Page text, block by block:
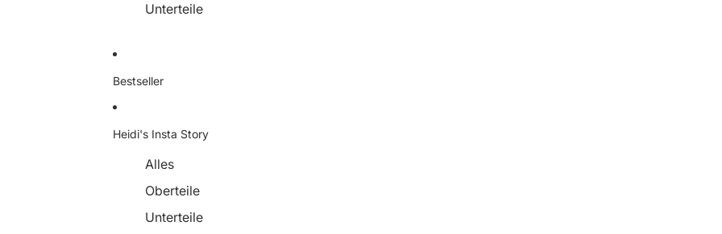
Unterteile
Bestseller
Heidi's Insta Story
Alles
Oberteile
Unterteile